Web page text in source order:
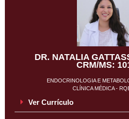
DR. NATALIA
CRM/MS:
ENDOCRINOLOGIA E
CLÍNICA MÉDICA -
Ver Currículo